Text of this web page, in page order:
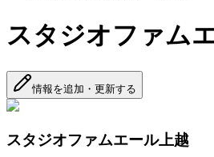
スタジオファム
情報を追加・更新する
スタジオファムエール上越